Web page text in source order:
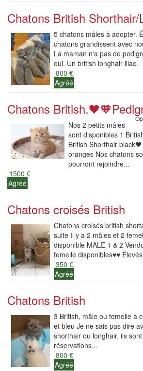
Chatons British Shorthair/
5 chatons mâles à adopter.
chatons grandissent avec
La maman n'a pas de
oui. Un british longhair lilac.
800 €
Agréé
Chatons
Nos 2 petits mâles
sont disponibles 1
British Shorthair
oranges Nos chatons
pourront rejoindre...
1500 €
Agréé
Chatons croisés British
Chatons croisés british
suite Il y a 2 mâles et 2
disponible MALE 1 & 2
femelle disponibles♥️♥️
350 €
Agréé
Chatons British
3 British, mâle ou femelle à
et bleu Je ne sais pas dire
shorthair ou longhair, ils
réservations...
800 €
Agréé